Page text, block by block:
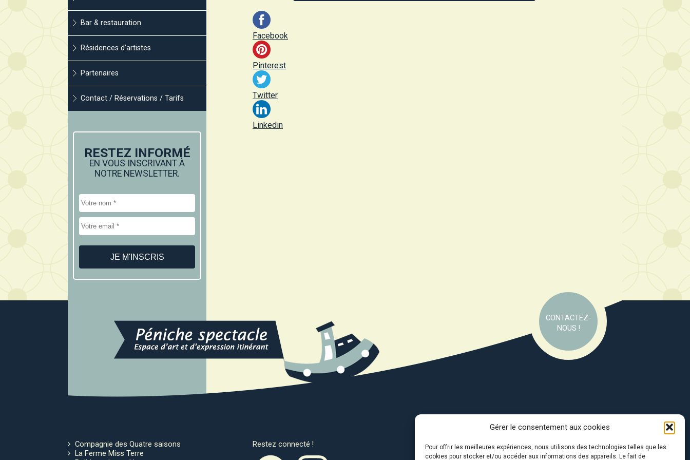
Gérer le consentement aux cookies
Pour offrir les meilleures expériences, nous utilisons des technologies telles que les
cookies pour stocker et/ou accéder aux informations des appareils. Le fait de
Bar & restauration
Résidences d’artistes
Partenaires
Contact / Réservations / Tarifs
RESTEZ INFORMÉ
EN VOUS INSCRIVANT À
NOTRE NEWSLETTER.
Facebook
Pinterest
Twitter
Linkedin
CONTACTEZ-
NOUS !
Compagnie des Quatre saisons
La Ferme Miss Terre
Restez connecté ! Avec le soutien de :